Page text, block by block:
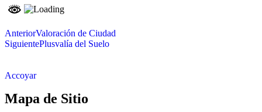
AnteriorValoración de Ciudad
SiguientePlusvalía del Suelo
Accoyar
Mapa de Sitio